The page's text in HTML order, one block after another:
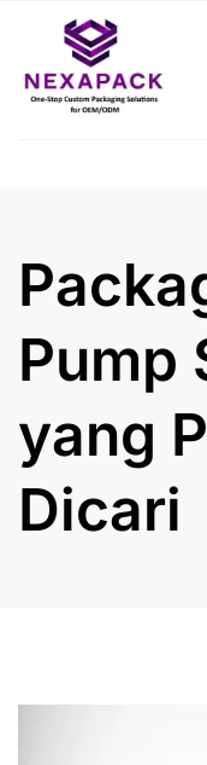
content
Pump
yang
Dicari